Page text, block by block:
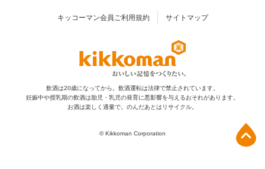
キッコーマン会員ご利用規約 サイトマップ
飲酒は20歳になってから。飲酒運転は法律で禁止されています。
妊娠中や授乳期の飲酒は胎児・乳児の発育に悪影響を与えるおそれがあります。
お酒は楽しく適量で。のんだあとはリサイクル。
© Kikkoman Corporation